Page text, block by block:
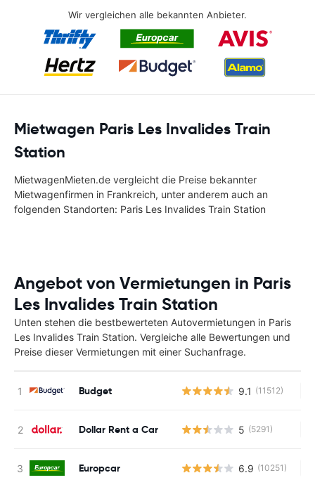
Wir vergleichen alle bekannten Anbieter.
Mietwagen Paris Les Invalides Train
Station
MietwagenMieten.de vergleicht die Preise bekannter
Mietwagenfirmen in Frankreich, unter anderem auch an
folgenden Standorten: Paris Les Invalides Train Station
Angebot von Vermietungen in Paris
Les Invalides Train Station
Unten stehen die bestbewerteten Autovermietungen in Paris
Les Invalides Train Station. Vergleiche alle Bewertungen und
Preise dieser Vermietungen mit einer Suchanfrage.
Budget 9.1 (11512)
Dollar Rent a Car 5 (5291)
Europcar 6.9 (10251)